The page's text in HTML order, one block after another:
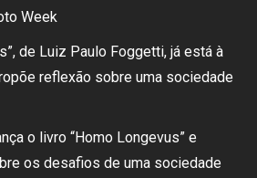
Week
de Luiz Paulo Foggetti, já está à
reflexão sobre uma sociedade
o livro “Homo Longevus” e
os desafios de uma sociedade